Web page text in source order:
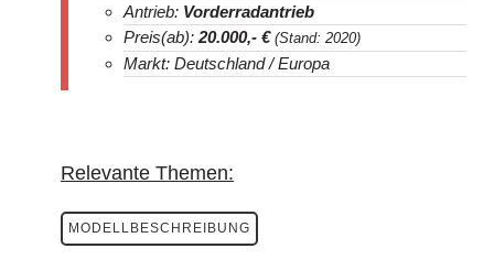
Antrieb: Vorderradantrieb
Preis(ab): 20.000,- € (Stand: 2020)
Markt: Deutschland / Europa
Relevante Themen:
MODELLBESCHREIBUNG